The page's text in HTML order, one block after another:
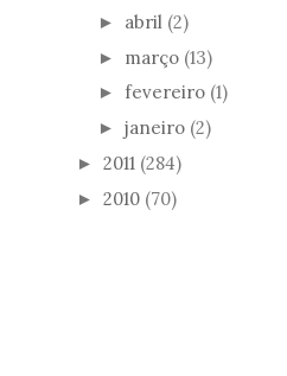
► abril (2)
► março (13)
► fevereiro (1)
► janeiro (2)
► 2011 (284)
► 2010 (70)